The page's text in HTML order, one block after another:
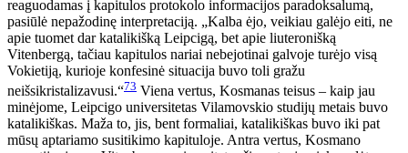
reaguodamas į kapitulos protokolo informacijos paradoksalumą,
pasiūlė nepažodinę interpretaciją. „Kalba ėjo, veikiau galėjo eiti, ne
apie tuomet dar katalikišką Leipcigą, bet apie liuteronišką
Vitenbergą, tačiau kapitulos nariai nebejotinai galvoje turėjo visą
Vokietiją, kurioje konfesinė situacija buvo toli gražu
neišsikristalizavusi.“73 Viena vertus, Kosmanas teisus – kaip jau
minėjome, Leipcigo universitetas Vilamovskio studijų metais buvo
katalikiškas. Maža to, jis, bent formaliai, katalikiškas buvo iki pat
mūsų aptariamo susitikimo kapituloje. Antra vertus, Kosmano